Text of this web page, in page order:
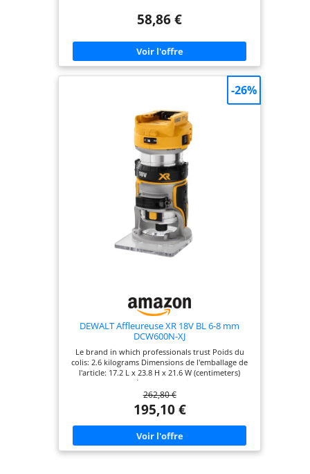
body, rubber coated surface ensuring
POWERFUL & SPEED ADJUSTABLE: 220-240V 50Hz
710W all-copper motor with variable speed from
13,000 to 33,000 RPM can provide great power for
the toughest carpentry applications. ▶ Versatility:
cutters. Multifunction carpentry tool for the work
of the router, mower, trimmer, plunge. ▶ More
accessories offered: 1 × straight guide, 1 × curved
edge guide, 3 × chuck, 5 × bur (1/4 ''), 2 × carbon
brushes, 1 × wrench, 1 × lever, 1 × dust extractor.
58,86 €
DEWALT Affleureuse XR 18V BL 6-8 mm
DCW600N-XJ
Le brand in which professionals trust Poids du
colis: 2.6 kilograms Dimensions de l'emballage de
l'article: 17.2 L x 23.8 H x 21.6 W (centimeters)
Quantité de colis d'articles : 1
262,80 €
195,10 €
-26%